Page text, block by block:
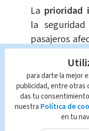
La prioridad
la
pasajeros
para
#EnAlerta|
Heredia:
tras colisión.
para darte la mejor
publicidad, entre otras
das tu
nuestra Política de
en tu